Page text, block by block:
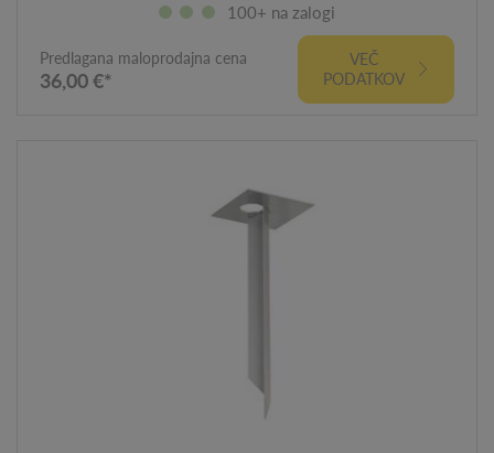
100+ na zalogi
Predlagana maloprodajna cena
36,00 €*
VEČ
PODATKOV